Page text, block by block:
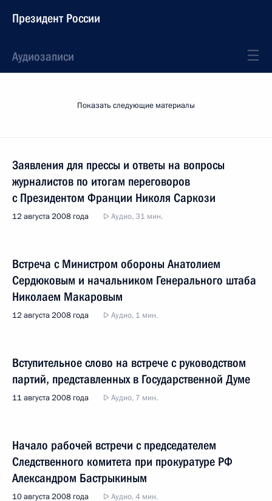
Президент России
Аудиозаписи
Показать следующие материалы
Заявления для прессы и ответы на вопросы
журналистов по итогам переговоров
с Президентом Франции Николя Саркози
12 августа 2008 года Аудио, 31 мин.
Встреча с Министром обороны Анатолием
Сердюковым и начальником Генерального штаба
Николаем Макаровым
12 августа 2008 года Аудио, 1 мин.
Вступительное слово на встрече с руководством
партий, представленных в Государственной Думе
11 августа 2008 года Аудио, 7 мин.
Начало рабочей встречи с председателем
Следственного комитета при прокуратуре РФ
Александром Бастрыкиным
10 августа 2008 года Аудио, 4 мин.